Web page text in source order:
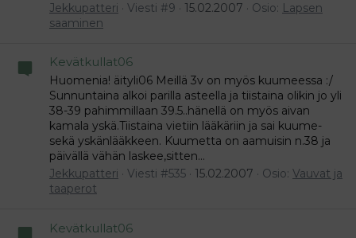
Jekkupatteri
Viesti #9 15.02.2007 Osio: Lapsen
saaminen
Kevätkullat06
Huomenia! äityli06 Meillä 3v on myös kuumeessa :/
Sunnuntaina alkoi parilla asteella ja tiistaina olikin jo yli
38-39 pahimmillaan 39.5..hänellä on myös aivan
kamala yskä.Tiistaina vietiin lääkäriin ja sai kuume-
sekä yskänlääkkeen. Kuumetta on aamuisin n.38 ja
päivällä vähän laskee,sitten...
Jekkupatteri
Viesti #535 15.02.2007 Osio: Vauvat ja
taaperot
Kevätkullat06